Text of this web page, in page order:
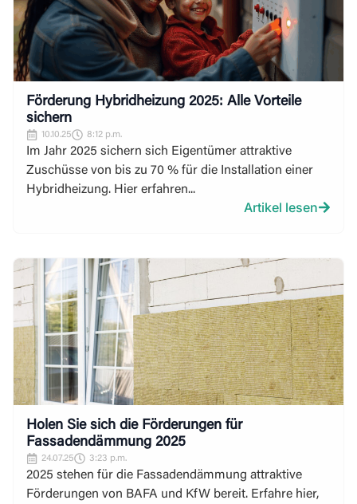
Förderung Hybridheizung 2025: Alle Vorteile
sichern
10.10.25 8:12 p.m.
Im Jahr 2025 sichern sich Eigentümer attraktive
Zuschüsse von bis zu 70 % für die Installation einer
Hybridheizung. Hier erfahren...
Artikel lesen
Holen Sie sich die Förderungen für
Fassadendämmung 2025
24.07.25 3:23 p.m.
2025 stehen für die Fassadendämmung attraktive
Förderungen von BAFA und KfW bereit. Erfahre hier,